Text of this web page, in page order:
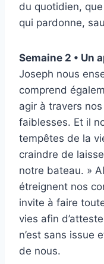
du quotidien,
qui pardonne,
Semaine 2 • Un
Joseph nous
comprend
agir à travers
faiblesses. Et il
tempêtes de la
craindre de
notre bateau. »
étreignent nos
invite à faire
vies afin
n’est sans issue
de nous.